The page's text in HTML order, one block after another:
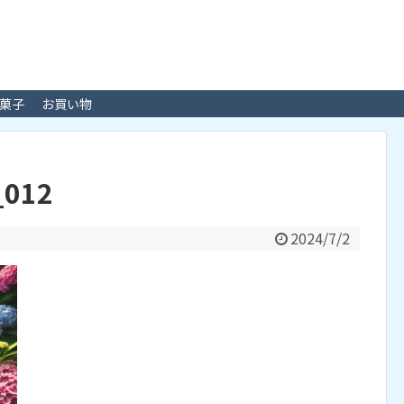
子 お買い物
2024/7/2